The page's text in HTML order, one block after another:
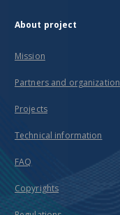
About project
Mission
Partners and organization
Projects
Technical information
FAQ
Copyrights